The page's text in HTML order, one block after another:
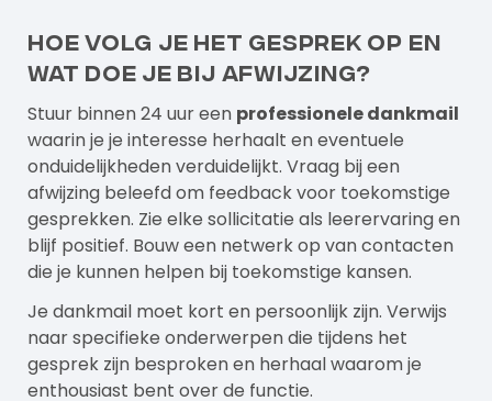
Hoe volg je het gesprek op en
wat doe je bij afwijzing?
Stuur binnen 24 uur een professionele dankmail
waarin je je interesse herhaalt en eventuele
onduidelijkheden verduidelijkt. Vraag bij een
afwijzing beleefd om feedback voor toekomstige
gesprekken. Zie elke sollicitatie als leerervaring en
blijf positief. Bouw een netwerk op van contacten
die je kunnen helpen bij toekomstige kansen.
Je dankmail moet kort en persoonlijk zijn. Verwijs
naar specifieke onderwerpen die tijdens het
gesprek zijn besproken en herhaal waarom je
enthousiast bent over de functie.